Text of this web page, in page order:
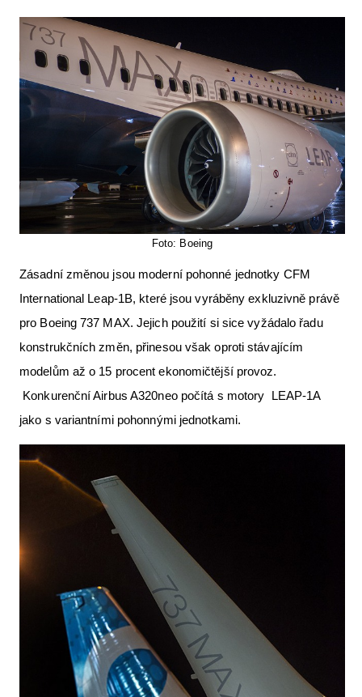
Foto: Boeing
Zásadní změnou jsou moderní pohonné jednotky CFM
International Leap-1B, které jsou vyráběny exkluzivně právě
pro Boeing 737 MAX. Jejich použití si sice vyžádalo řadu
konstrukčních změn, přinesou však oproti stávajícím
modelům až o 15 procent ekonomičtější provoz.
Konkurenční Airbus A320neo počítá s motory LEAP-1A
jako s variantními pohonnými jednotkami.